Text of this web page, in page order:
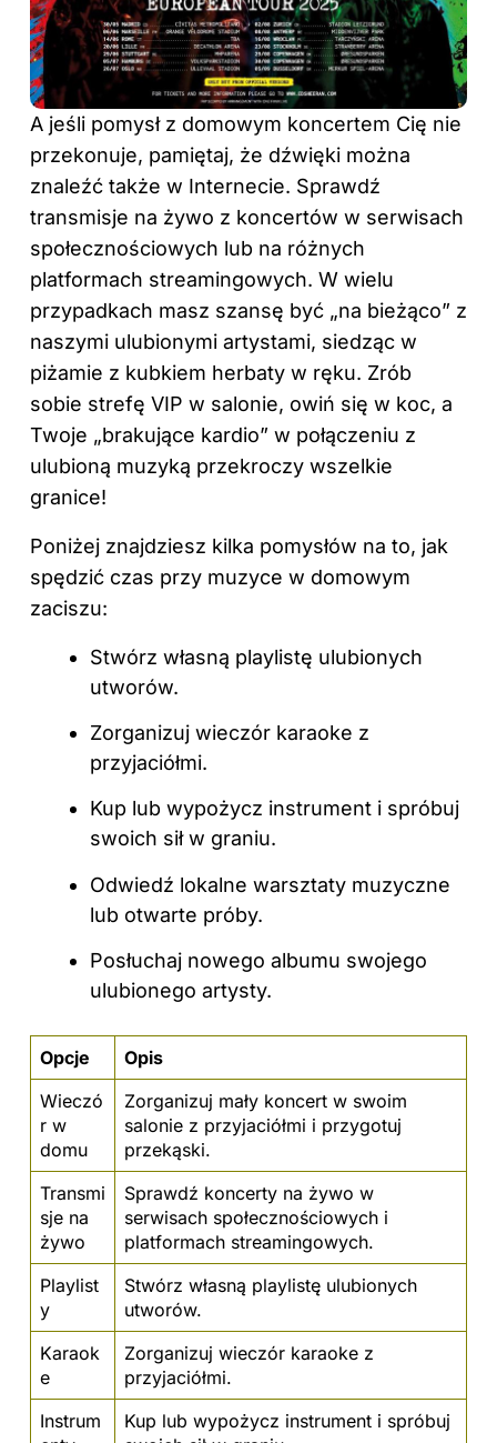
A jeśli pomysł z domowym koncertem Cię nie
przekonuje, pamiętaj, że dźwięki można
znaleźć także w Internecie. Sprawdź
transmisje na żywo z koncertów w serwisach
społecznościowych lub na różnych
platformach streamingowych. W wielu
przypadkach masz szansę być „na bieżąco” z
naszymi ulubionymi artystami, siedząc w
piżamie z kubkiem herbaty w ręku. Zrób
sobie strefę VIP w salonie, owiń się w koc, a
Twoje „brakujące kardio” w połączeniu z
ulubioną muzyką przekroczy wszelkie
granice!
Poniżej znajdziesz kilka pomysłów na to, jak
spędzić czas przy muzyce w domowym
zaciszu:
Stwórz własną playlistę ulubionych
utworów.
Zorganizuj wieczór karaoke z
przyjaciółmi.
Kup lub wypożycz instrument i spróbuj
swoich sił w graniu.
Odwiedź lokalne warsztaty muzyczne
lub otwarte próby.
Posłuchaj nowego albumu swojego
ulubionego artysty.
Opcje
Opis
Wieczó
r w
domu
Zorganizuj mały koncert w swoim
salonie z przyjaciółmi i przygotuj
przekąski.
Transmi
sje na
żywo
Sprawdź koncerty na żywo w
serwisach społecznościowych i
platformach streamingowych.
Playlist
y
Stwórz własną playlistę ulubionych
utworów.
Karaok
e
Zorganizuj wieczór karaoke z
przyjaciółmi.
Instrum
Kup lub wypożycz instrument i spróbuj